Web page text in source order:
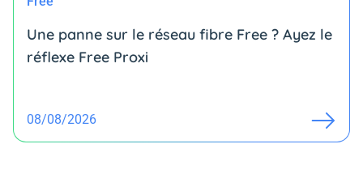
Une panne sur le réseau fibre Free ? Ayez le
réflexe Free Proxi
08/08/2026